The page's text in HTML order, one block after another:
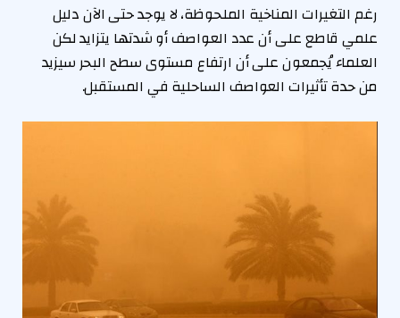
رغم التغيرات المناخية الملحوظة، لا يوجد حتى الآن دليل
علمي قاطع على أن عدد العواصف أو شدتها يتزايد لكن
العلماء يُجمعون على أن ارتفاع مستوى سطح البحر سيزيد
من حدة تأثيرات العواصف الساحلية في المستقبل.